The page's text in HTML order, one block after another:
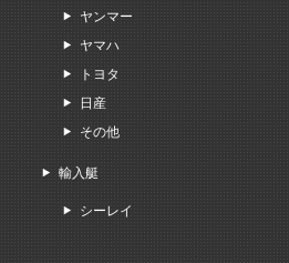
ヤンマー
ヤマハ
トヨタ
日産
その他
輸入艇
シーレイ